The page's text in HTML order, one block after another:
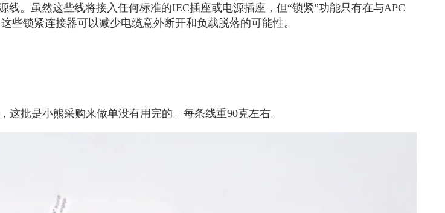
。虽然这些线将接入任何标准的IEC插座或电源插座，但“锁紧”功能只有在与APC
些锁紧连接器可以减少电缆意外断开和负载脱落的可能性。
批是小熊采购来做单没有用完的。每条线重90克左右。